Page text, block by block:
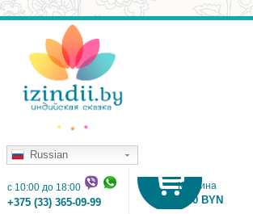
Russian
Корзина
0.00 BYN
c 10:00 до 18:00
+375 (33) 365-09-99